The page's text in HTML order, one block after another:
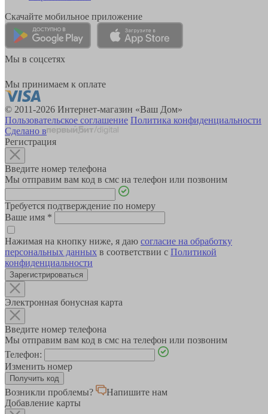
Скачайте мобильное приложение
Мы в соцсетях
Мы принимаем к оплате
© 2011-2026 Интернет-магазин «Ваш Дом»
Пользовательское соглашение Политика конфиденциальности
Сделано в
Регистрация
Введите номер телефона
Мы отправим вам код в смс на телефон или позвоним
Требуется подтверждение по номеру
Ваше имя *
Нажимая на кнопку ниже, я даю согласие на обработку
персональных данных в соответствии с Политикой
конфиденциальности
Зарегистрироваться
Электронная бонусная карта
Введите номер телефона
Мы отправим вам код в смс на телефон или позвоним
Телефон:
Изменить номер
Возникли проблемы?
Напишите нам
Добавление карты